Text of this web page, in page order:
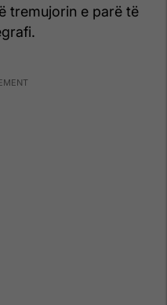
tremujorin e parë të